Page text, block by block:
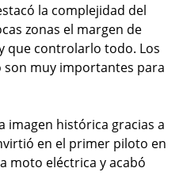
la complejidad del
zonas el margen de
que controlarlo todo. Los
muy importantes para
imagen histórica gracias a
en el primer piloto en
moto eléctrica y acabó